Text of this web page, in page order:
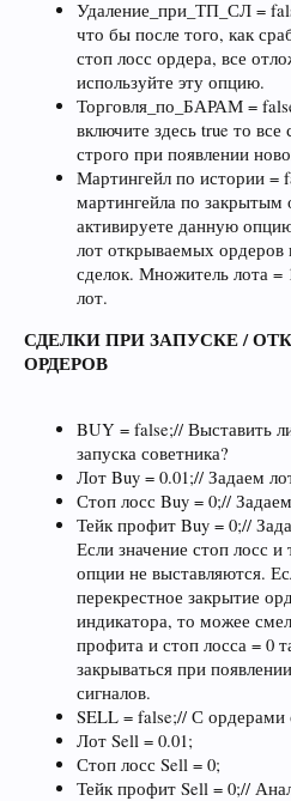
Удаление_при_ТП_СЛ =
что бы после того, как
стоп лосс ордера, все
используйте эту опцию.
Торговля_по_БАРАМ =
включите здесь true то все
строго при появлении
Мартингейл по истории =
мартингейла по
активируете данную
лот открываемых ордеров
сделок. Множитель лота =
лот.
СДЕЛКИ ПРИ ЗАПУСКЕ /
ОРДЕРОВ
BUY = false;// Выставить
запуска советника?
Лот Buy = 0.01;// Задаем
Стоп лосс Buy = 0;//
Тейк профит Buy = 0;//
Если значение стоп лосс
опции не выставляются.
перекрестное закрытие
индикатора, то можее
профита и стоп лосса = 0
закрываться при
сигналов.
SELL = false;// С ордерами
Лот Sell = 0.01;
Стоп лосс Sell = 0;
Тейк профит Sell = 0;//